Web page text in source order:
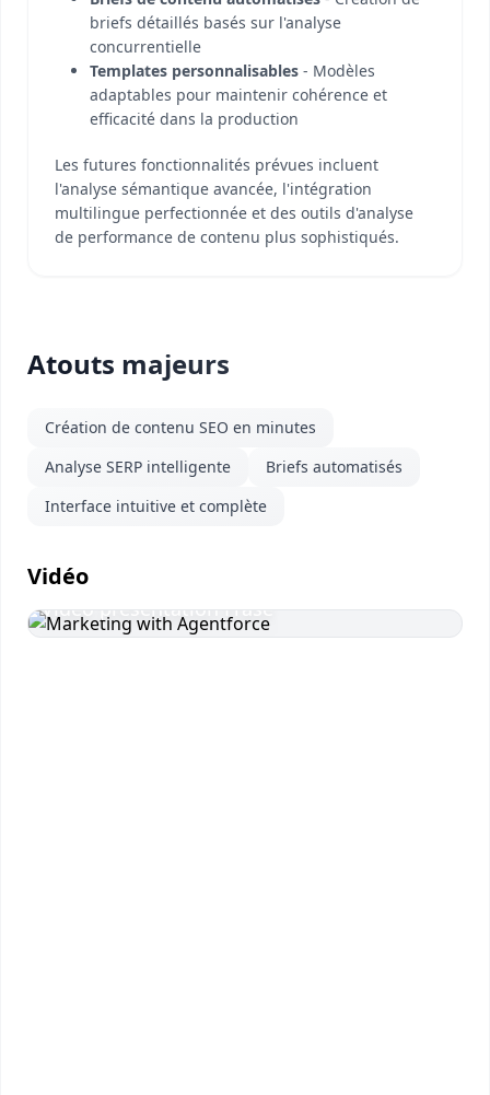
briefs détaillés basés sur l'analyse
concurrentielle
Templates personnalisables - Modèles
adaptables pour maintenir cohérence et
efficacité dans la production
Les futures fonctionnalités prévues incluent
l'analyse sémantique avancée, l'intégration
multilingue perfectionnée et des outils d'analyse
de performance de contenu plus sophistiqués.
Atouts majeurs
Création de contenu SEO en minutes
Analyse SERP intelligente
Briefs automatisés
Interface intuitive et complète
Vidéo
Vidéo présentation Frase